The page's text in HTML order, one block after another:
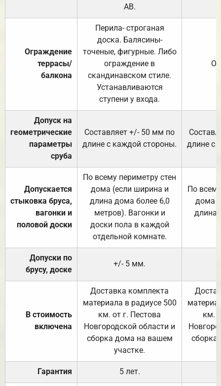
АВ.
Ограждение
террасы/
балкона
Перила- строганая
доска. Балясины-
точеные, фигурные. Либо
ограждение в
скандинавском стиле.
Устанавливаются
ступени у входа.
Допуск на
геометрические
параметры
сруба
Составляет +/- 50 мм по
длине с каждой стороны.
длине с
Допускается
стыковка бруса,
вагонки и
половой доски
По всему периметру стен
дома (если ширина и
длина дома более 6,0
метров). Вагонки и
доски пола в каждой
отдельной комнате.
По
дома
длина
Допуски по
брусу, доске
+/- 5 мм.
В стоимость
включена
Доставка комплекта
материала в радиусе 500
км. от г. Пестова
Новгородской области и
сборка дома на вашем
участке.
км.
Гарантия 5 лет.